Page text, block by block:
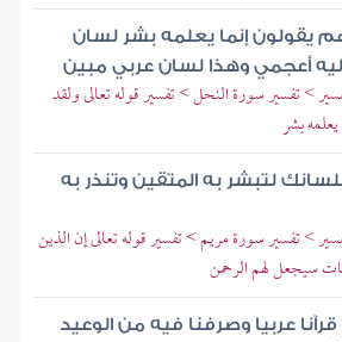
يقولون إنما يعلمه بشر لسان
أعجمي وهذا لسان عربي مبين
> تفسير سورة النحل > تفسير قوله تعالى ولقد
يعلمه بشر
لتبشر به المتقين وتنذر به
> تفسير سورة مريم > تفسير قوله تعالى إن الذين
سيجعل لهم الرحمن
قرآنا عربيا وصرفنا فيه من الوعيد